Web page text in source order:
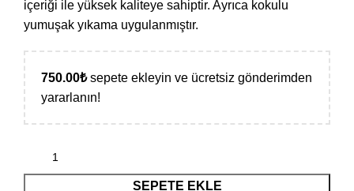
içeriği ile yüksek kaliteye sahiptir. Ayrıca kokulu
yumuşak yıkama uygulanmıştır.
750.00₺ sepete ekleyin ve ücretsiz gönderimden
yararlanın!
SEPETE EKLE